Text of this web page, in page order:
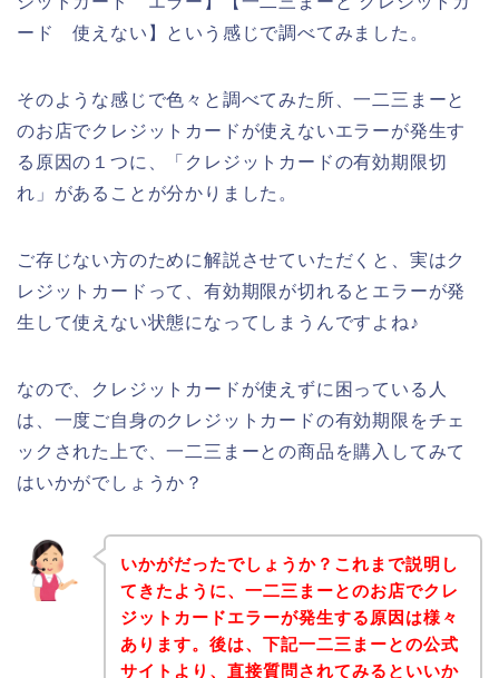
ード 使えない】という感じで調べてみました。
そのような感じで色々と調べてみた所、一二三まーと
のお店でクレジットカードが使えないエラーが発生す
る原因の１つに、「クレジットカードの有効期限切
れ」があることが分かりました。
ご存じない方のために解説させていただくと、実はク
レジットカードって、有効期限が切れるとエラーが発
生して使えない状態になってしまうんですよね♪
なので、クレジットカードが使えずに困っている人
は、一度ご自身のクレジットカードの有効期限をチェ
ックされた上で、一二三まーとの商品を購入してみて
はいかがでしょうか？
いかがだったでしょうか？これまで説明し
てきたように、一二三まーとのお店でクレ
ジットカードエラーが発生する原因は様々
あります。後は、下記一二三まーとの公式
サイトより、直接質問されてみるといいか